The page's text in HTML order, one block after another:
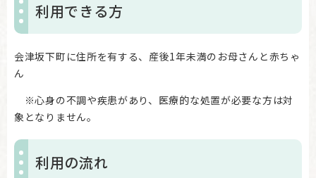
利用できる方
会津坂下町に住所を有する、産後1年未満のお母さんと赤ちゃ
ん
※心身の不調や疾患があり、医療的な処置が必要な方は対
象となりません。
利用の流れ